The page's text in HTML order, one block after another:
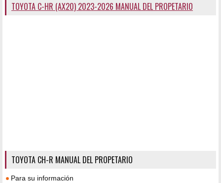
TOYOTA C-HR (AX20) 2023-2026 MANUAL DEL PROPETARIO
TOYOTA CH-R MANUAL DEL PROPETARIO
Para su información